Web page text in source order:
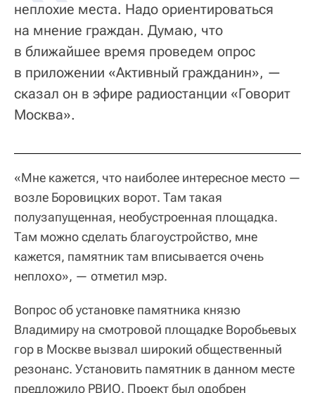
неплохие места. Надо ориентироваться
на мнение граждан. Думаю, что
в ближайшее время проведем опрос
в приложении «Активный гражданин», —
сказал он в эфире радиостанции «Говорит
Москва».
«Мне кажется, что наиболее интересное место —
возле Боровицких ворот. Там такая
полузапущенная, необустроенная площадка.
Там можно сделать благоустройство, мне
кажется, памятник там вписывается очень
неплохо», — отметил мэр.
Вопрос об установке памятника князю
Владимиру на смотровой площадке Воробьевых
гор в Москве вызвал широкий общественный
резонанс. Установить памятник в данном месте
предложило РВИО. Проект был одобрен